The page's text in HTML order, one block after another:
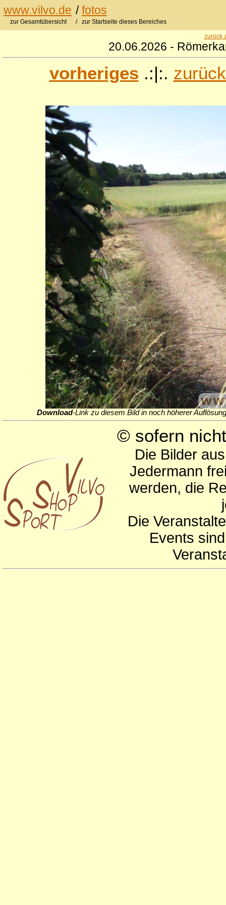
www.vilvo.de /fotos
zur Gesamtübersicht / zur Startseite dieses Bereiches
zurück
20.06.2026 -
vorheriges .:|:.
Download-Link zu diesem Bild in noch höherer
© sofern
Die Bilder
Jedermann
werden, die
Die
Events